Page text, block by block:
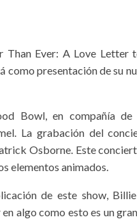
Than Ever: A Love Letter
como presentación de su
Bowl, en compañía de
La grabación del
Osborne. Este
elementos animados.
de este show,
algo como esto es un